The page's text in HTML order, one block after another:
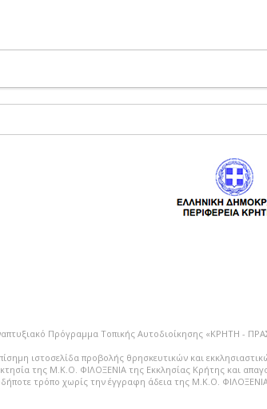
Πρόγραμμα Τοπικής Αυτοδιοίκησης «ΚΡΗΤΗ -
ιστοσελίδα προβολής θρησκευτικών και
της Μ.Κ.Ο. ΦΙΛΟΞΕΝΙΑ της Εκκλησίας Κρήτης και
τρόπο χωρίς την έγγραφη άδεια της Μ.Κ.Ο.